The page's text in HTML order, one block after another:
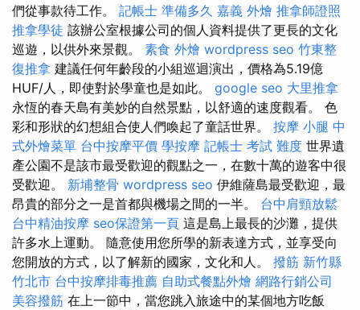
們從事款待工作。 記帳士 準備多久 嘉義 外燴 推拿師證照
推拿學徒 該辦公室根據公司的個人資料提供了更長的文化
巡遊，以供外來景觀。 素食 外燴 wordpress seo 竹東整
復推拿 建議任何年齡段的小組巡迴演出，價格為5.19億
HUF/人，即使對於學童也是如此。 google seo 大里推拿
永恆的春天島有美妙的自然景點，以​​舒適的速度觀看。 色
彩和形狀的幻想組合使人們喚起了童話世界。 按摩 小腿 中
式外燴菜單 台中按摩平價 學按摩 記帳士 考試 難度 世界遺
產公園不是該市最受歡迎的觀點之一，在數十萬的遊客中很
受歡迎。 新埔整骨 wordpress seo 伊維薩島最受歡迎，最
昂貴的部分之一是首都與機場之間的一半。 台中肩頸放鬆
台中精油按摩 seo保證第一頁 這是島上最長的沙灘，提供
許多水上運動。 隨意使用您所學的新表達方式，並享受向
您開放的方式，以了解新的國家，文化和人。 撥筋 新竹縣
竹北市 台中按摩排毒推薦 自助式餐點外燴 網路行銷公司
美容撥筋 在上一節中，當您跳入旅途中的某個地方吃飯